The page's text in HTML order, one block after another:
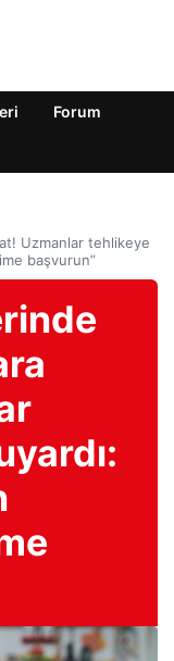
Forum
Uzmanlar tehlikeye
başvurun”